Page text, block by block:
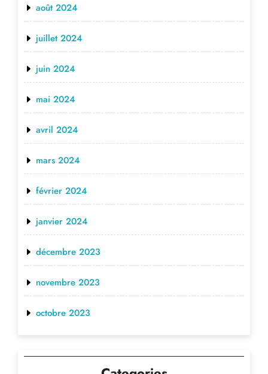
août 2024
juillet 2024
juin 2024
mai 2024
avril 2024
mars 2024
février 2024
janvier 2024
décembre 2023
novembre 2023
octobre 2023